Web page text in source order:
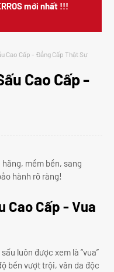
mới nhất !!!
Cao Cấp - Đẳng Cấp Thật Sự
Cao Cấp -
mềm bền, sang
hành rõ ràng!
Cao Cấp - Vua
luôn được xem là “vua”
bền vượt trội, vân da độc